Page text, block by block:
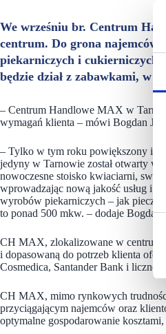
We wrześniu br. Centrum
centrum. Do grona najemców
piekarniczych i cukierniczych
będzie dział z zabawkami, w
– Centrum Handlowe MAX w
wymagań klienta – mówi Bogdan
– Tylko w tym roku powiększony i
jedyny w Tarnowie został otwarty w
nowoczesne stoisko kwiaciarni,
wprowadzając nową jakość usług i
wyrobów piekarniczych – jak
to ponad 500 mkw. – dodaje Bogdan
CH MAX, zlokalizowane w centrum
i dopasowaną do potrzeb klienta
Cosmedica, Santander Bank i liczne
CH MAX, mimo rynkowych
przyciągającym najemców oraz
optymalne gospodarowanie